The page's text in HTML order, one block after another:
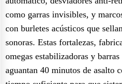
como garras invisibles, y
con burletes acústicos que
sonoras. Estas fortalezas,
omegas estabilizadoras y
aguantan 40 minutos de asalto